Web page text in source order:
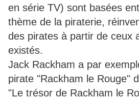
en série TV) sont basées
thème de la piraterie,
des pirates à partir de ceux
existés.
Jack Rackham a par
pirate "Rackham le Rouge"
"Le trésor de Rackham le